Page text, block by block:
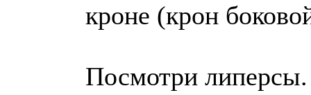
кроне (крон
Посмотри липерсы.